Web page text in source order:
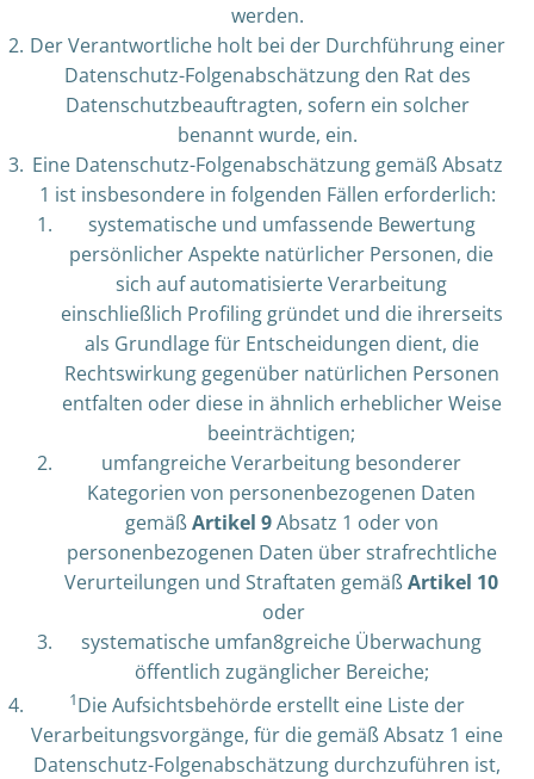
werden.
Der Verantwortliche holt bei der Durchführung einer
Datenschutz-Folgenabschätzung den Rat des
Datenschutzbeauftragten, sofern ein solcher
benannt wurde, ein.
Eine Datenschutz-Folgenabschätzung gemäß Absatz
1 ist insbesondere in folgenden Fällen erforderlich:
systematische und umfassende Bewertung
persönlicher Aspekte natürlicher Personen, die
sich auf automatisierte Verarbeitung
einschließlich Profiling gründet und die ihrerseits
als Grundlage für Entscheidungen dient, die
Rechtswirkung gegenüber natürlichen Personen
entfalten oder diese in ähnlich erheblicher Weise
beeinträchtigen;
umfangreiche Verarbeitung besonderer
Kategorien von personenbezogenen Daten
gemäßArtikel 9Absatz 1 oder von
personenbezogenen Daten über strafrechtliche
Verurteilungen und Straftaten gemäßArtikel 10
oder
systematische umfan8greiche Überwachung
öffentlich zugänglicher Bereiche;
1Die Aufsichtsbehörde erstellt eine Liste der
Verarbeitungsvorgänge, für die gemäß Absatz 1 eine
Datenschutz-Folgenabschätzung durchzuführen ist,